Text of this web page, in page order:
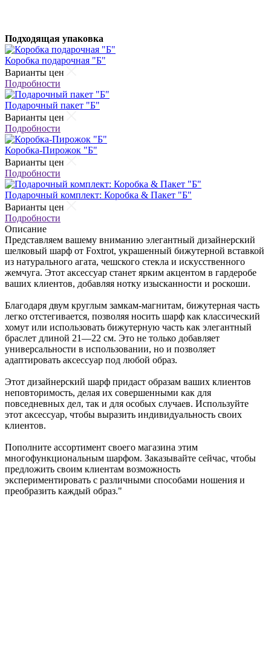
Подходящая упаковка
Коробка подарочная "Б"
Варианты цен
Подробности
Подарочный пакет "Б"
Варианты цен
Подробности
Коробка-Пирожок "Б"
Варианты цен
Подробности
Подарочный комплект: Коробка & Пакет "Б"
Варианты цен
Подробности
Описание
Представляем вашему вниманию элегантный дизайнерский
шелковый шарф от Foxtrot, украшенный бижутерной вставкой
из натурального агата, чешского стекла и искусственного
жемчуга. Этот аксессуар станет ярким акцентом в гардеробе
ваших клиентов, добавляя нотку изысканности и роскоши.
Благодаря двум круглым замкам-магнитам, бижутерная часть
легко отстегивается, позволяя носить шарф как классический
хомут или использовать бижутерную часть как элегантный
браслет длиной 21—22 см. Это не только добавляет
универсальности в использовании, но и позволяет
адаптировать аксессуар под любой образ.
Этот дизайнерский шарф придаст образам ваших клиентов
неповторимость, делая их совершенными как для
повседневных дел, так и для особых случаев. Используйте
этот аксессуар, чтобы выразить индивидуальность своих
клиентов.
Пополните ассортимент своего магазина этим
многофункциональным шарфом. Заказывайте сейчас, чтобы
предложить своим клиентам возможность
экспериментировать с различными способами ношения и
преобразить каждый образ."